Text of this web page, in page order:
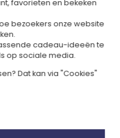
«Gratis verzending
verzendkosten van
vinden. Je kunt de
express levering. Per cadeau
op de artikelpagina en
je het geld overmaakt, houd
van je cadeau.)
favorieten en bekeken
bezoekers onze website
cadeau-ideeën te
op sociale media.
Dat kan via "Cookies"